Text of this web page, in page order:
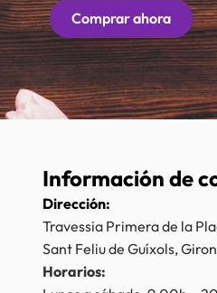
Comprar ahora
Información de
Dirección:
Travessia Primera de la
Sant Feliu de Guíxols,
Horarios: